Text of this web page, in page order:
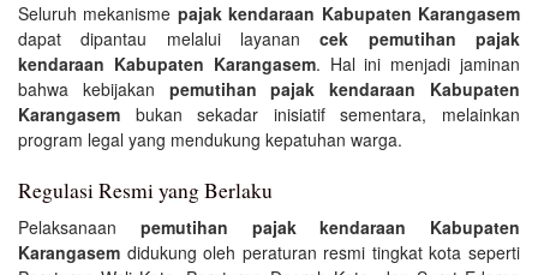
Seluruh mekanisme pajak kendaraan Kabupaten Karangasem
dapat dipantau melalui layanancek pemutihan pajak
kendaraan Kabupaten Karangasem. Hal ini menjadi jaminan
bahwa kebijakan pemutihan pajak kendaraan Kabupaten
Karangasem bukan sekadar inisiatif sementara, melainkan
program legal yang mendukung kepatuhan warga.
Regulasi Resmi yang Berlaku
Pelaksanaan pemutihan pajak kendaraan Kabupaten
Karangasem didukung oleh peraturan resmi tingkat kota seperti